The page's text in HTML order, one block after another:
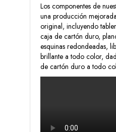
Los componentes de
una producción
original, incluyendo
caja de cartón duro,
esquinas redondeadas,
brillante a todo color,
de cartón duro a todo